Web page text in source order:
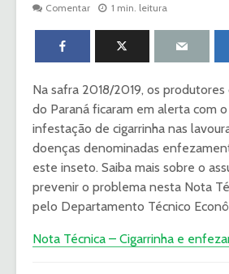
Comentar
1 min. leitura
Na safra 2018/2019, os
do Paraná ficaram em alerta com
infestação de cigarrinha nas
doenças denominadas
este inseto. Saiba mais sobre o
prevenir o problema nesta Nota
pelo Departamento Técnico
Nota Técnica – Cigarrinha e